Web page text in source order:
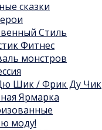
сказки
Стиль
Фитнес
монстров
Шик / Фрик Ду Чик
Ярмарка
моду!